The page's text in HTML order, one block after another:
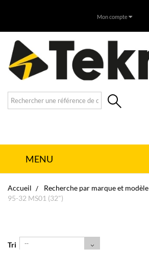
Mon compte
MENU
Accueil Recherche par marque et modèle
95-32 MS01 (32")
Tri --